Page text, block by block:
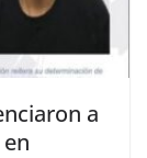
a